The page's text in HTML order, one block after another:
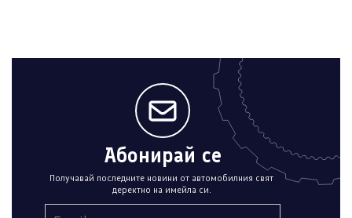
Абонирай се
Получавай последните новини от автомобилния свят
деректно на имейла си.